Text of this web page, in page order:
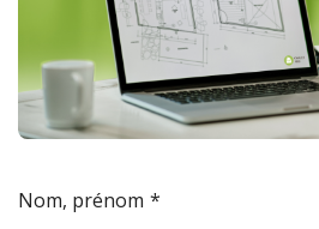
Nom, prénom